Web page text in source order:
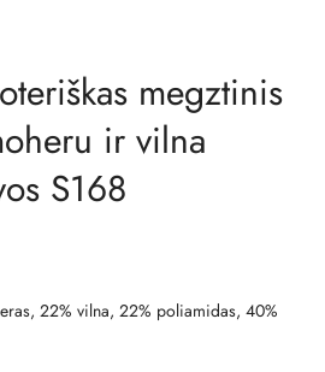
megztinis
ir vilna
S168
22% vilna, 22% poliamidas, 40%